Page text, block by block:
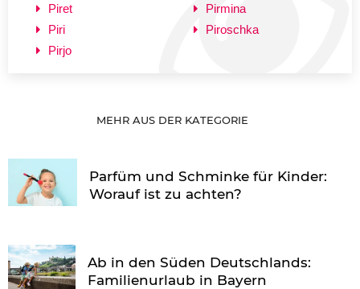
Piret
Piri
Pirjo
Pirmina
Piroschka
MEHR AUS DER KATEGORIE
Parfüm und Schminke für Kinder:
Worauf ist zu achten?
Ab in den Süden Deutschlands:
Familienurlaub in Bayern